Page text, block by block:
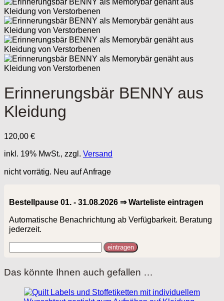
Erinnerungsbär BENNY aus
Kleidung
120,00 €
inkl. 19% MwSt., zzgl. Versand
nicht vorrätig. Neu auf Anfrage
Bestellpause 01. - 31.08.2026 ⇒ Warteliste eintragen
Automatische Benachrichtung ab Verfügbarkeit. Beratung
jederzeit.
Das könnte Ihnen auch gefallen …